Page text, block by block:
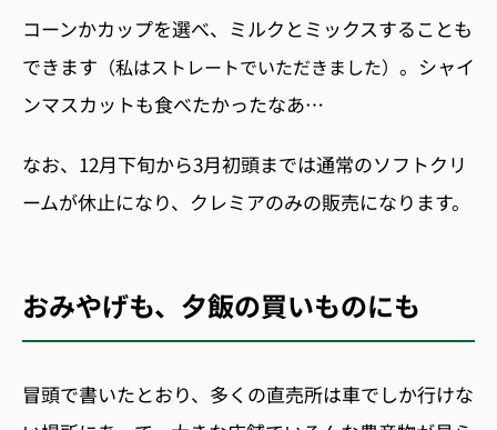
コーンかカップを選べ、ミルクとミックスすることも
できます （私はストレートでいただきました） 。シャイ
ンマスカットも食べたかったなあ…
なお、12月下旬から3月初頭までは通常のソフトクリ
ームが休止になり、クレミアのみの販売になります。
おみやげも、夕飯の買いものにも
冒頭で書いたとおり、多くの直売所は車でしか行けな